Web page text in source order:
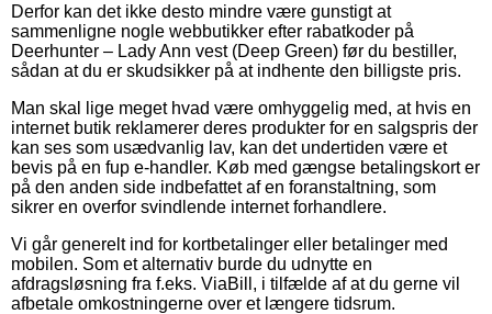
Derfor kan det ikke desto mindre være gunstigt at
sammenligne nogle webbutikker efter rabatkoder på
Deerhunter – Lady Ann vest (Deep Green) før du bestiller,
sådan at du er skudsikker på at indhente den billigste pris.
Man skal lige meget hvad være omhyggelig med, at hvis en
internet butik reklamerer deres produkter for en salgspris der
kan ses som usædvanlig lav, kan det undertiden være et
bevis på en fup e-handler. Køb med gængse betalingskort er
på den anden side indbefattet af en foranstaltning, som
sikrer en overfor svindlende internet forhandlere.
Vi går generelt ind for kortbetalinger eller betalinger med
mobilen. Som et alternativ burde du udnytte en
afdragsløsning fra f.eks. ViaBill, i tilfælde af at du gerne vil
afbetale omkostningerne over et længere tidsrum.